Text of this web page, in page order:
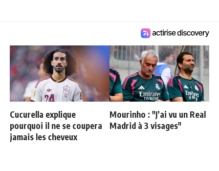
Cucurella explique
pourquoi il ne se coupera
jamais les cheveux
Mourinho : "J’ai vu un Real
Madrid à 3 visages"